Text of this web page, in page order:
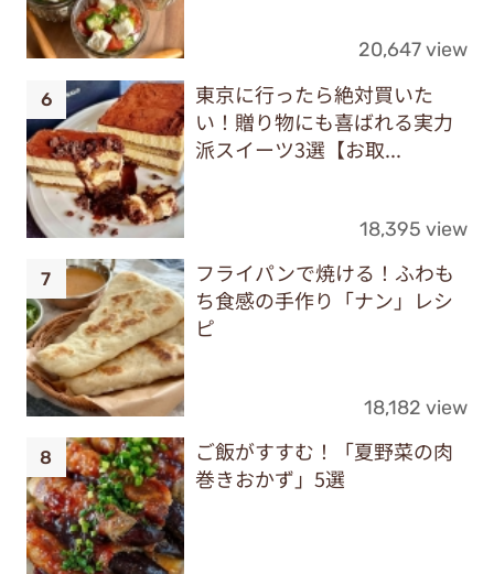
20,647 view
東京に行ったら絶対買いた
い！贈り物にも喜ばれる実力
派スイーツ3選【お取...
18,395 view
フライパンで焼ける！ふわも
ち食感の手作り「ナン」レシ
ピ
18,182 view
ご飯がすすむ！「夏野菜の肉
巻きおかず」5選